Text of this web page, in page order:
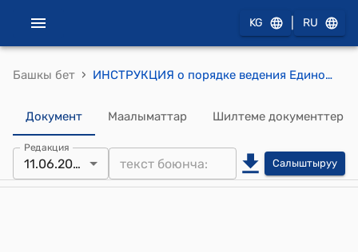
KG RU
Башкы бет › ИНСТРУКЦИЯ о порядке ведения Единого государственного реестра залоговых сделок залоговыми регистрационными конторами Кыргызской Республики (утверждена приказом Минюста КР от 22 октября 1999 года N 114)
Документ Маалыматтар Шилтеме документтер
Редакция
11.06.2001 Салыштыруу